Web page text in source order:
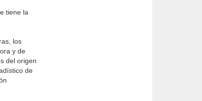
tiene la
los
y de
del origen
de